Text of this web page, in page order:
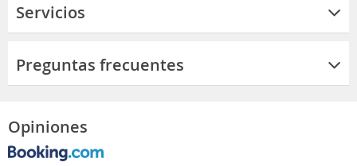
Servicios
Preguntas frecuentes
Opiniones